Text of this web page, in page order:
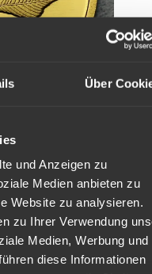
Über
und Anzeigen zu
Medien anbieten zu
Website zu analysieren.
zu Ihrer Verwendung
Medien, Werbung und
diese Informationen
der Serie